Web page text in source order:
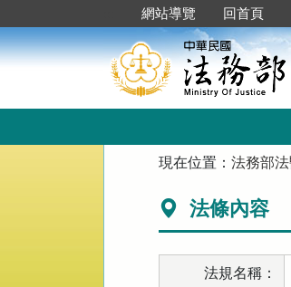
到
主
要
網站導覽 回首頁
現在位置：法務部
法條內容
法規名稱：